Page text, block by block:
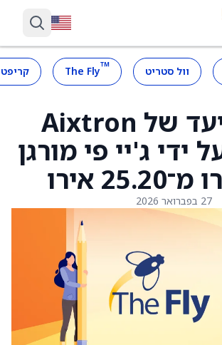
וול סטריט ™
The Fly
מחיר היעד של Aixtron
ידי ג'יי פי מורגן
27 בפברואר 2026